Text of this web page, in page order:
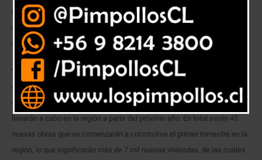
La cartera habitacional será un puntal para la reactivación de la
economía regional y, por primera vez, estos proyectos llegan a las
comunas de Rinconada de Los Andes, El Quisco y Putaendo.
Viernes 6 de noviembre de 2020-.De visita por la región de Valparaíso,
el Ministro de Vivienda y Urbanismo, Felipe Ward, anunció en la comuna
de San Felipe los nuevos proyectos de Integración Social que se
llevarán a cabo en la región a partir del próximo año. En total serán 45
nuevas obras que se comenzarán a construirse el primer trimestre en la
región, lo que significarán más de 7 mil nuevas viviendas, de las cuales